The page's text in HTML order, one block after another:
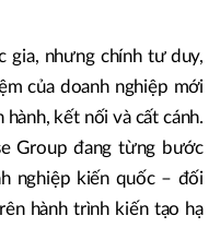
gia, nhưng chính tư duy,
của doanh nghiệp mới
hành, kết nối và cất cánh.
Group đang từng bước
nghiệp kiến quốc – đối
hành trình kiến tạo hạ